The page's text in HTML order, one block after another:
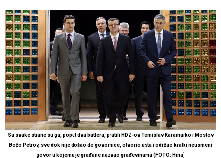
Sa svake strane su ga, poput dva batlera, pratili HDZ-ov Tomislav Karamarko i Mostov
Božo Petrov, sve dok nije došao do govornice, otvorio usta i održao kratki neusmeni
govor u kojemu je građane nazvao građevinama (FOTO: Hina)